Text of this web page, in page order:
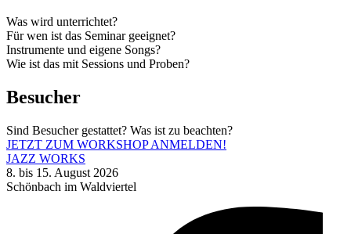
Was wird unterrichtet?
Für wen ist das Seminar geeignet?
Instrumente und eigene Songs?
Wie ist das mit Sessions und Proben?
Besucher
Sind Besucher gestattet? Was ist zu beachten?
JETZT ZUM WORKSHOP ANMELDEN!
JAZZ WORKS
8. bis 15. August 2026
Schönbach im Waldviertel